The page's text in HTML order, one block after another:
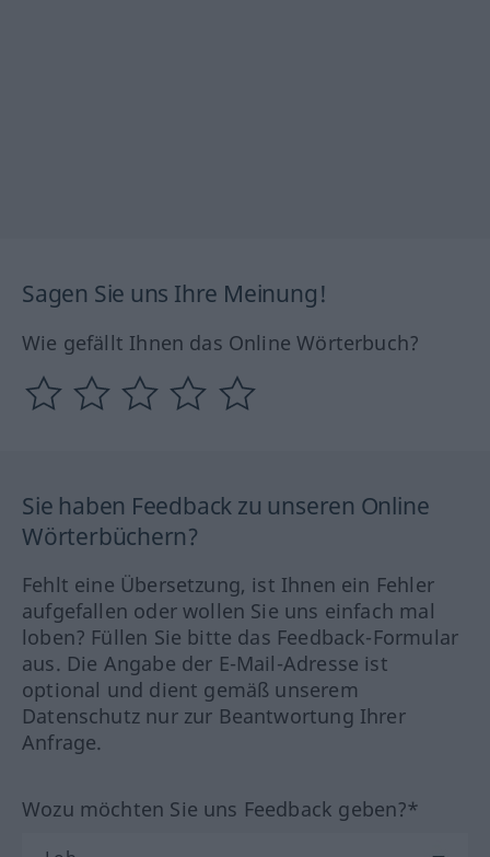
Sagen Sie uns Ihre Meinung!
Wie gefällt Ihnen das Online Wörterbuch?
Sie haben Feedback zu unseren Online
Wörterbüchern?
Fehlt eine Übersetzung, ist Ihnen ein Fehler
aufgefallen oder wollen Sie uns einfach mal
loben? Füllen Sie bitte das Feedback-Formular
aus. Die Angabe der E-Mail-Adresse ist
optional und dient gemäß unserem
Datenschutz nur zur Beantwortung Ihrer
Anfrage.
Wozu möchten Sie uns Feedback geben?*